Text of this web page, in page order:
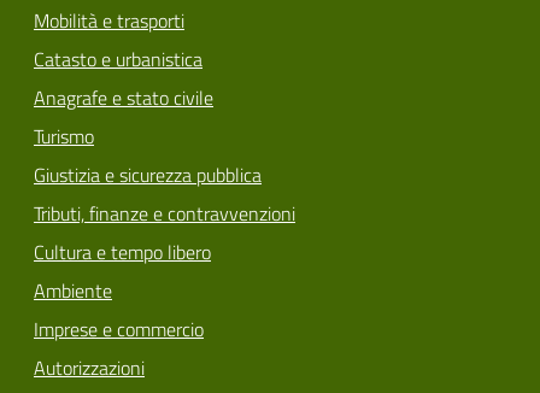
Mobilità e trasporti
Catasto e urbanistica
Anagrafe e stato civile
Turismo
Giustizia e sicurezza pubblica
Tributi, finanze e contravvenzioni
Cultura e tempo libero
Ambiente
Imprese e commercio
Autorizzazioni